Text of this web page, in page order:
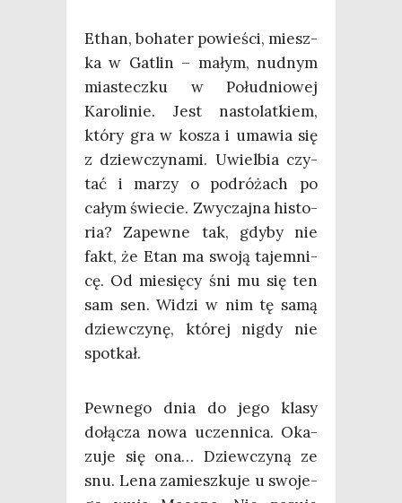
Ethan, boha­ter powie­ści, miesz­
ka w Gatlin – małym, nud­nym
mia­stecz­ku w Połu­dnio­wej
Karo­li­nie. Jest nasto­lat­kiem,
któ­ry gra w kosza i uma­wia się
z dziew­czy­na­mi. Uwiel­bia czy­
tać i marzy o podró­żach po
całym świe­cie. Zwy­czaj­na histo­
ria? Zapew­ne tak, gdy­by nie
fakt, że Etan ma swo­ją tajem­ni­
cę. Od mie­się­cy śni mu się ten
sam sen. Widzi w nim tę samą
dziew­czy­nę, któ­rej nigdy nie
spotkał.
Pew­ne­go dnia do jego kla­sy
dołą­cza nowa uczen­ni­ca. Oka­
zu­je się ona… Dziew­czy­ną ze
snu. Lena zamiesz­ku­je u swo­je­